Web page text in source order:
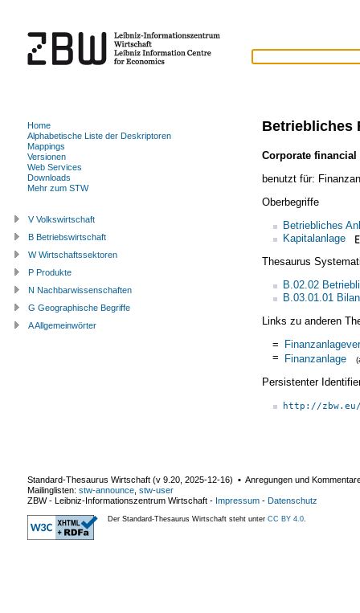
Betriebliches
Corporate financial
benutzt für:
Oberbegriffe
Betriebliches
Kapitalanlage
Thesaurus
B.02.02
B.03.01.01
Links zu anderen
=
= Finanzanlage
Persistenter
http://
Home
Alphabetische Liste der Deskriptoren
Mappings
Versionen
Web Services
Downloads
Mehr zum STW
V Volkswirtschaft
B Betriebswirtschaft
W Wirtschaftssektoren
P Produkte
N Nachbarwissenschaften
G Geographische Begriffe
A Allgemeinwörter
Standard-Thesaurus Wirtschaft (v 9.20 2025-12-16) ▪ Anregungen und
Mailinglisten: stw-announce stw-user
ZBW - Leibniz-Informationszentrum Wirtschaft - Impressum - Datenschutz
Der Standard-Thesaurus Wirtschaft steht unter CC BY 4.0